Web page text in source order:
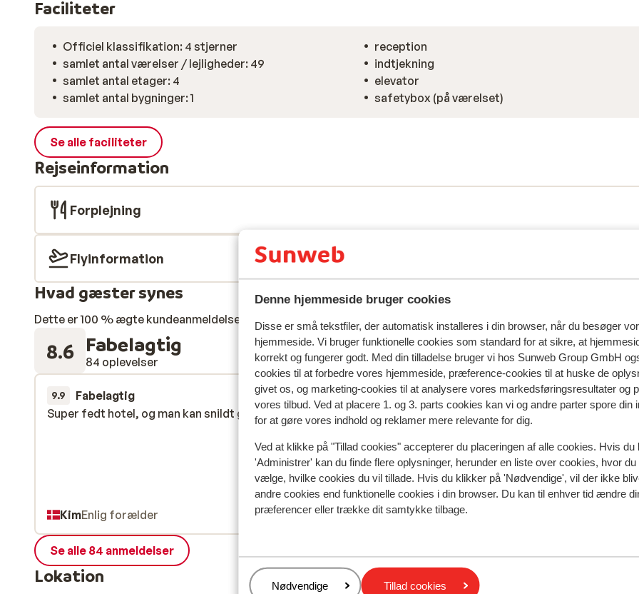
Denne hjemmeside bruger cookies
Disse er små tekstfiler, der automatisk installeres i din browser, når du besøger
hjemmeside. Vi bruger funktionelle cookies som standard for at sikre, at
korrekt og fungerer godt. Med din tilladelse bruger vi hos Sunweb Group GmbH
cookies til at forbedre vores hjemmeside, præference-cookies til at huske de
givet os, og marketing-cookies til at analysere vores markedsføringsresultater og
vores tilbud. Ved at placere 1. og 3. parts cookies kan vi og andre parter spore din
for at gøre vores indhold og reklamer mere relevante for dig.
Ved at klikke på "Tillad cookies" accepterer du placeringen af alle cookies. Hvis du
'Administrer' kan du finde flere oplysninger, herunder en liste over cookies, hvor
vælge, hvilke cookies du vil tillade. Hvis du klikker på 'Nødvendige', vil der ikke
andre cookies end funktionelle cookies i din browser. Du kan til enhver tid ændre
præferencer eller trække dit samtykke tilbage.
Administrer
Nødvendige Tillad cookies
Faciliteter
Officiel klassifikation: 4 stjerner
samlet antal værelser / lejligheder: 49
samlet antal etager: 4
samlet antal bygninger: 1
reception
indtjekning
elevator
safetybox (på værelset)
Se alle faciliteter
Rejseinformation
Forplejning
Flyinformation
Hvad gæster synes
Dette er 100 % ægte kundeanmeldelser, der ærligt afspejler deres oplevelser med vores produkt. Mere om
8.6 Fabelagtig
84 oplevelser Mest booket af med
9.9 Fabelagtig
2. apr. 2026
Super fedt hotel, og man kan snildt gå til liften
Super fedt hotel, og man kan snildt gå til liften
KimEnlig forælder
10 Fabelagtig
28. mar.
honestly don’t know where to start. Hotel Alpenhof
the best hotel we have ever stayed in. It couldn’t
been any better, it was faultless. The spa
hotel rooms, the swimming pools, in fact the whole
wellness area, everything. The food is great too.
What’s even better and I didn’t think anything could
have been better at this incredible hotel, is all the
are fantastic but especially Miha and Petra and
another really nice lady but unfortunately I didn’t
honestly don’t know where to start. Hotel Alpenhof
the best hotel we have ever stayed in. It couldn’t
been any better, it was faultless. The spa
hotel rooms, the swimming pools, in fact the whole
wellness area, everything. The foo...mere
Oversæt til dansk (DA)
Nadine Armitage
Se alle 84 anmeldelser
Lokation